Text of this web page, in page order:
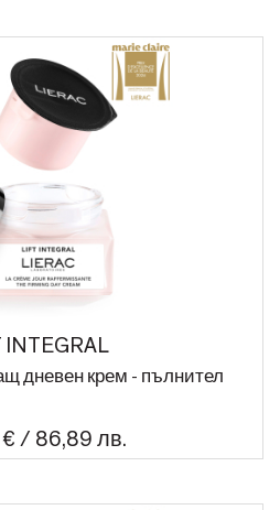
INTEGRAL
дневен крем - пълнител
/ 86,89 лв.